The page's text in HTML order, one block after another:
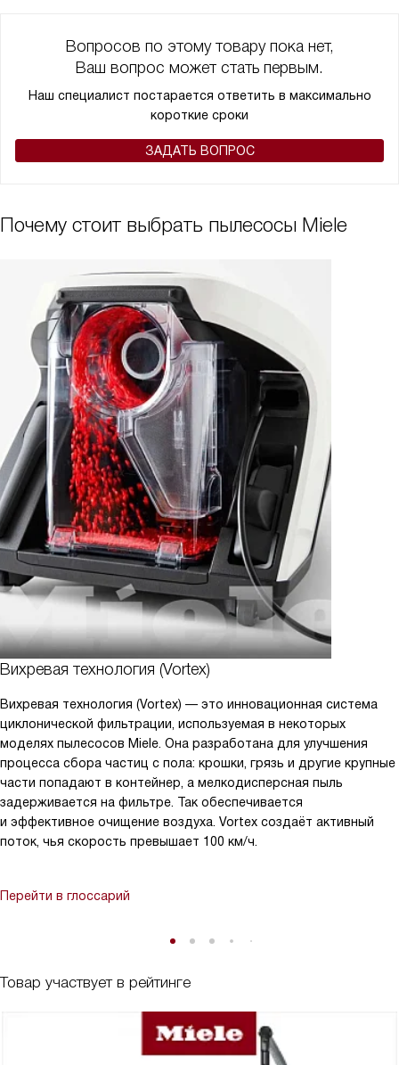
Товар участвует в рейтинге
Вопросов по этому товару пока нет,
Ваш вопрос может стать первым.
Наш специалист постарается ответить в максимально
короткие сроки
ЗАДАТЬ ВОПРОС
Почему стоит выбрать пылесосы Miele
Вихревая технология (Vortex)
Вихревая технология (Vortex) — это инновационная система
циклонической фильтрации, используемая в некоторых
моделях пылесосов Miele. Она разработана для улучшения
процесса сбора частиц с пола: крошки, грязь и другие крупные
части попадают в контейнер, а мелкодисперсная пыль
задерживается на фильтре. Так обеспечивается
и эффективное очищение воздуха. Vortex создаёт активный
поток, чья скорость превышает 100 км/ч.
Перейти в глоссарий